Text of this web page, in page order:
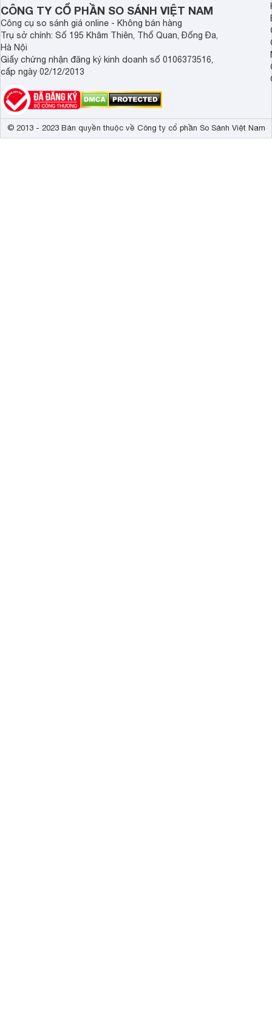
CÔNG TY CỔ PHẦN SO SÁNH VIỆT NAM
Công cụ so sánh giá online - Không bán hàng
Trụ sở chính: Số 195 Khâm Thiên, Thổ Quan, Đống Đa,
Hà Nội
Giấy chứng nhận đăng ký kinh doanh số 0106373516,
cấp ngày 02/12/2013
© 2013 - 2023 Bản quyền thuộc về Công ty cổ phần So Sánh Việt Nam